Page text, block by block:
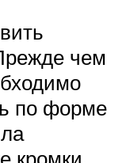
чем
по форме